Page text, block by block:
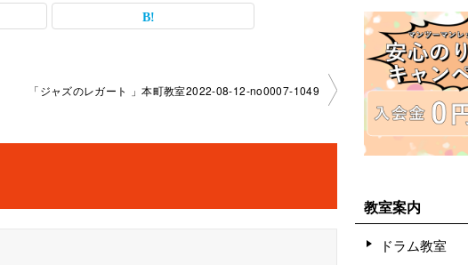
「ジャズのレガート 」本町教室2022-08-12-­no0007-­1049
教室案内
ドラム教室